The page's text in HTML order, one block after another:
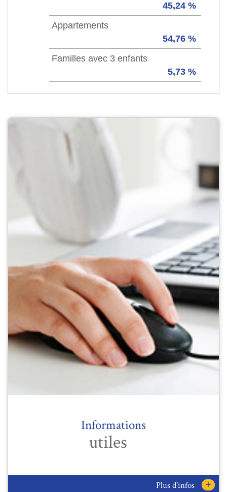
45,24 %
Appartements
54,76 %
Familles avec 3 enfants
5,73 %
Informations
utiles
Plus d'infos +